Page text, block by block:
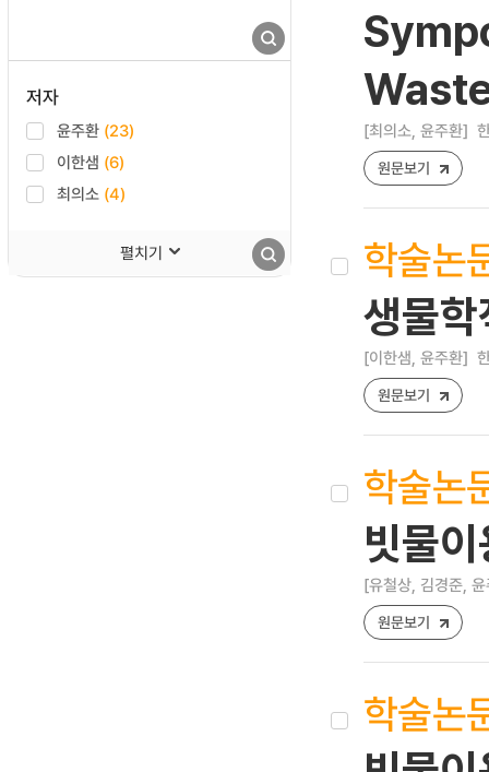
저자
윤주환 (23)
이한샘 (6)
최의소 (4)
펼치기
[최의소, 윤주환]
원문보기
학술논
생물
[이한샘, 윤주환]
원문보기
학술논
빗물
[유철상, 김경준,
원문보기
학술논